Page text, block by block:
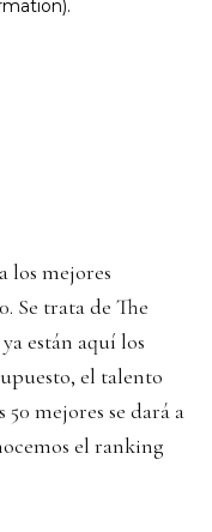
los mejores
Se trata de The
están aquí los
el talento
mejores se dará a
el ranking